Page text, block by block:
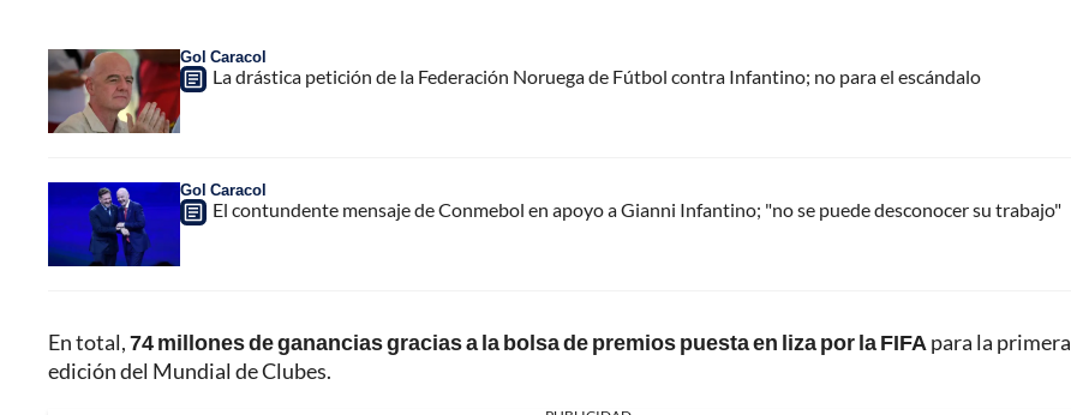
Gol Caracol
La drástica petición de la Federación Noruega de Fútbol contra Infantino; no para el escándalo
Gol Caracol
El contundente mensaje de Conmebol en apoyo a Gianni Infantino; "no se puede desconocer su trabajo"
En total,74 millones de ganancias gracias a la bolsa de premios puesta en liza por la FIFA para la primera
edición del Mundial de Clubes.